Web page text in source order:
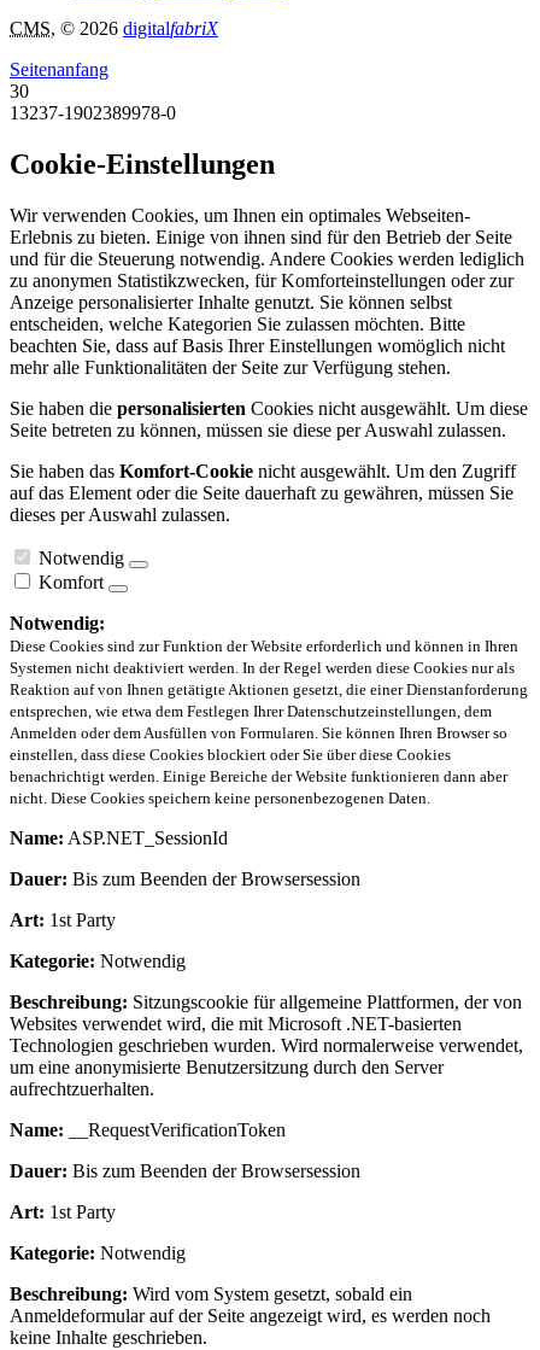
CMS, © 2026 digitalfabriX
Seitenanfang
30
13237-1902389978-0
Cookie-Einstellungen
Wir verwenden Cookies, um Ihnen ein optimales Webseiten-
Erlebnis zu bieten. Einige von ihnen sind für den Betrieb der Seite
und für die Steuerung notwendig. Andere Cookies werden lediglich
zu anonymen Statistikzwecken, für Komforteinstellungen oder zur
Anzeige personalisierter Inhalte genutzt. Sie können selbst
entscheiden, welche Kategorien Sie zulassen möchten. Bitte
beachten Sie, dass auf Basis Ihrer Einstellungen womöglich nicht
mehr alle Funktionalitäten der Seite zur Verfügung stehen.
Sie haben die personalisierten Cookies nicht ausgewählt. Um diese
Seite betreten zu können, müssen sie diese per Auswahl zulassen.
Sie haben das Komfort-Cookie nicht ausgewählt. Um den Zugriff
auf das Element oder die Seite dauerhaft zu gewähren, müssen Sie
dieses per Auswahl zulassen.
Notwendig
Komfort
Notwendig:
Diese Cookies sind zur Funktion der Website erforderlich und können in Ihren
Systemen nicht deaktiviert werden. In der Regel werden diese Cookies nur als
Reaktion auf von Ihnen getätigte Aktionen gesetzt, die einer Dienstanforderung
entsprechen, wie etwa dem Festlegen Ihrer Datenschutzeinstellungen, dem
Anmelden oder dem Ausfüllen von Formularen. Sie können Ihren Browser so
einstellen, dass diese Cookies blockiert oder Sie über diese Cookies
benachrichtigt werden. Einige Bereiche der Website funktionieren dann aber
nicht. Diese Cookies speichern keine personenbezogenen Daten.
Name: ASP.NET_SessionId
Dauer: Bis zum Beenden der Browsersession
Art: 1st Party
Kategorie: Notwendig
Beschreibung: Sitzungscookie für allgemeine Plattformen, der von
Websites verwendet wird, die mit Microsoft .NET-basierten
Technologien geschrieben wurden. Wird normalerweise verwendet,
um eine anonymisierte Benutzersitzung durch den Server
aufrechtzuerhalten.
Name: __RequestVerificationToken
Dauer: Bis zum Beenden der Browsersession
Art: 1st Party
Kategorie: Notwendig
Beschreibung: Wird vom System gesetzt, sobald ein
Anmeldeformular auf der Seite angezeigt wird, es werden noch
keine Inhalte geschrieben.